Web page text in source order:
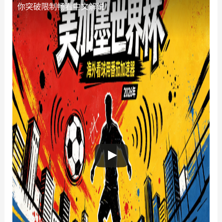
你突破限制畅看中文解说